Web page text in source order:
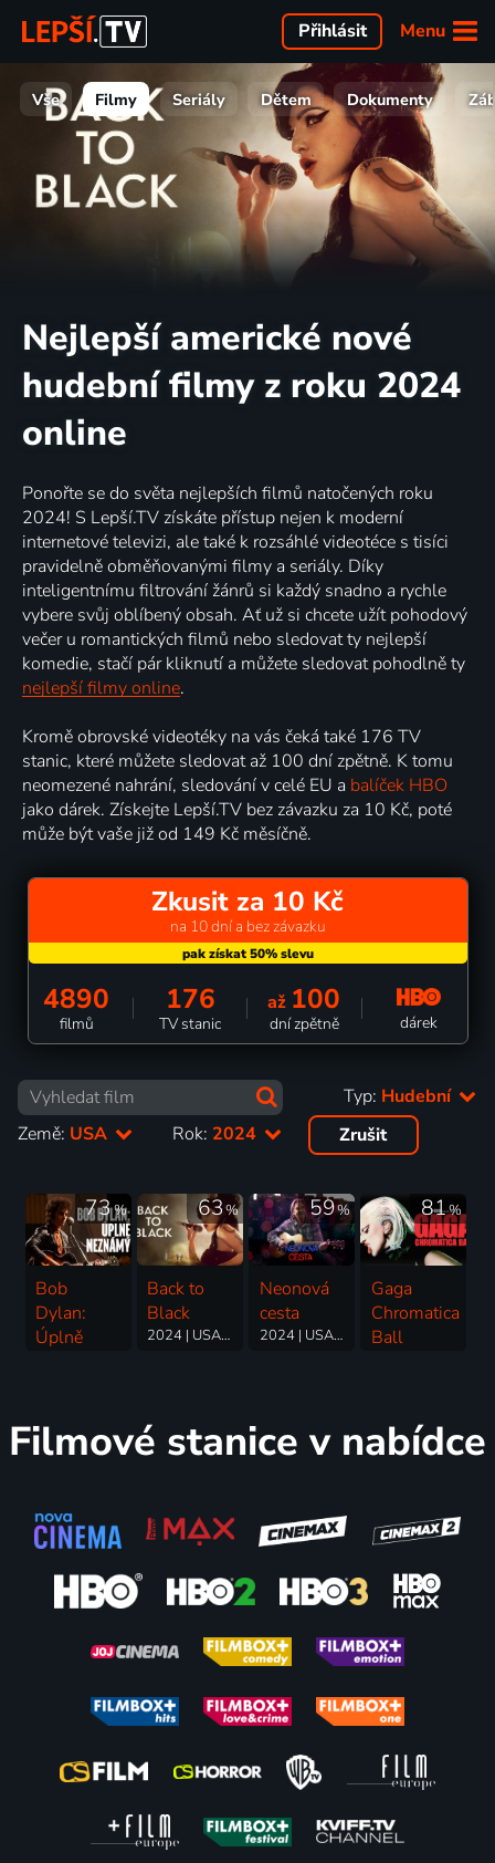
Menu
Přihlásit
Vše Filmy Seriály Dětem Dokumenty
Nejlepší americké nové
hudební filmy z roku 2024
online
Ponořte se do světa nejlepších filmů natočených roku
2024! S Lepší.TV získáte přístup nejen k moderní
internetové televizi, ale také k rozsáhlé videotéce s tisíci
pravidelně obměňovanými filmy a seriály. Díky
inteligentnímu filtrování žánrů si každý snadno a rychle
vybere svůj oblíbený obsah. Ať už si chcete užít pohodový
večer u romantických filmů nebo sledovat ty nejlepší
komedie, stačí pár kliknutí a můžete sledovat pohodlně ty
nejlepší filmy online.
Kromě obrovské videotéky na vás čeká také 176 TV
stanic, které můžete sledovat až 100 dní zpětně. K tomu
neomezené nahrání, sledování v celé EU a balíček HBO
jako dárek. Získejte Lepší.TV bez závazku za 10 Kč, poté
může být vaše již od 149 Kč měsíčně.
Zkusit za 10 Kč
na 10 dní a bez závazku
4890
filmů
176
TV stanic
až 100
dní zpětně dárek
Typ: Hudební
Země: USA Rok: 2024 Zrušit
73%
Bob
Dylan:
Úplně
63%
Back to
Black
2024 | USA, Francie | Životopisný, Drama, Hudební
59%
Neonová
cesta
2024 | USA | Drama, Hudební, Rodinný
81%
Gaga
Chromatica
Ball
Filmové stanice v nabídce